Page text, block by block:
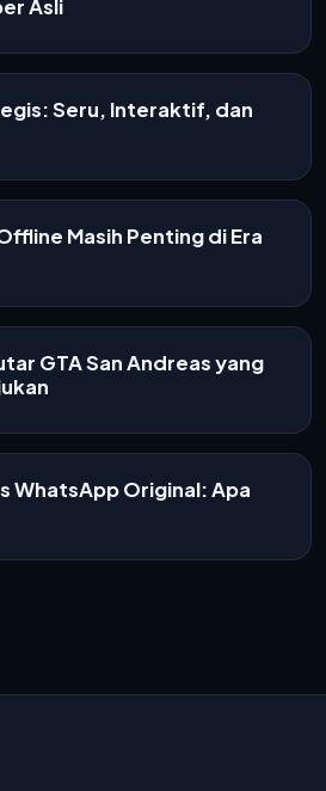
Asli
Seru, Interaktif, dan
Masih Penting di Era
GTA San Andreas yang
WhatsApp Original: Apa